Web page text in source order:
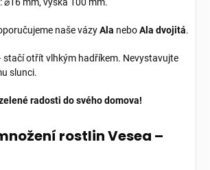
naše vázyAla neboAla dvojitá.
stačí otřít vlhkým hadříkem. Nevystavujte
slunci.
radosti do svého domova!
rostlin Vesea –